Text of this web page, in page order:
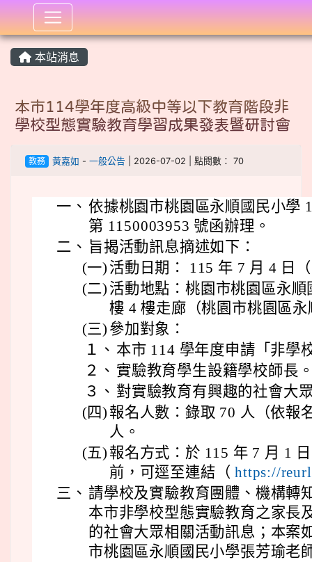
:::
本站消息
本市114學年度高級中等以下教育階段非
學校型態實驗教育學習成果發表暨研討會
教務 黃嘉如 - 一般公告 | 2026-07-02 | 點閱數： 70
一、 依據桃園市桃園區永順國民小學
第 1150003953 號函辦理。
二、 旨揭活動訊息摘述如下：
(一) 活動日期： 115 年 7 月 4 日
(二) 活動地點：桃園市桃園區永
樓 4 樓走廊（桃園市桃園區
(三) 參加對象：
１、 本市 114 學年度申請「非學
２、 實驗教育學生設籍學校師長
３、 對實驗教育有興趣的社會大
(四) 報名人數：錄取 70 人（依報
人。
(五) 報名方式：於 115 年 7 月 1
前，可逕至連結（https://
三、 請學校及實驗教育團體、機構轉
本市非學校型態實驗教育之家長
的社會大眾相關活動訊息；本案
市桃園區永順國民小學張芳瑜老